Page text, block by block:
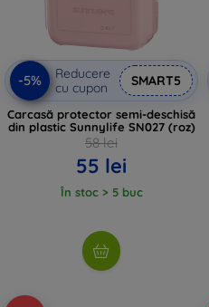
-5%
Reducere
cu cupon
SMART5
Carcasă protector semi-deschisă
din plastic Sunnylife SN027 (roz)
58 lei
55 lei
În stoc > 5 buc